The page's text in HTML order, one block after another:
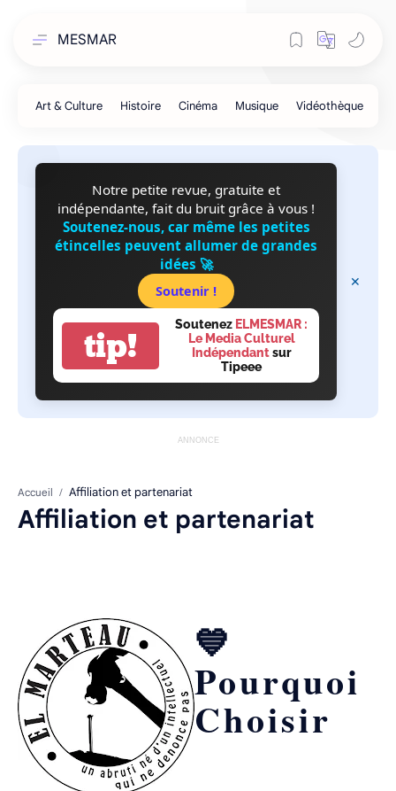
MESMAR
Notre petite revue, gratuite et
indépendante, fait du bruit grâce à vous !
Soutenez-nous, car même les petites
étincelles peuvent allumer de grandes
idées 🚀
Soutenir !
tip!
Soutenez ELMESMAR :
Le Media Culturel
Indépendantsur
Tipeee
ANNONCE
Accueil
Affiliation et partenariat
💙
Pourquoi
Choisir